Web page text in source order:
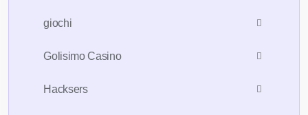
giochi
Golisimo Casino
Hacksers